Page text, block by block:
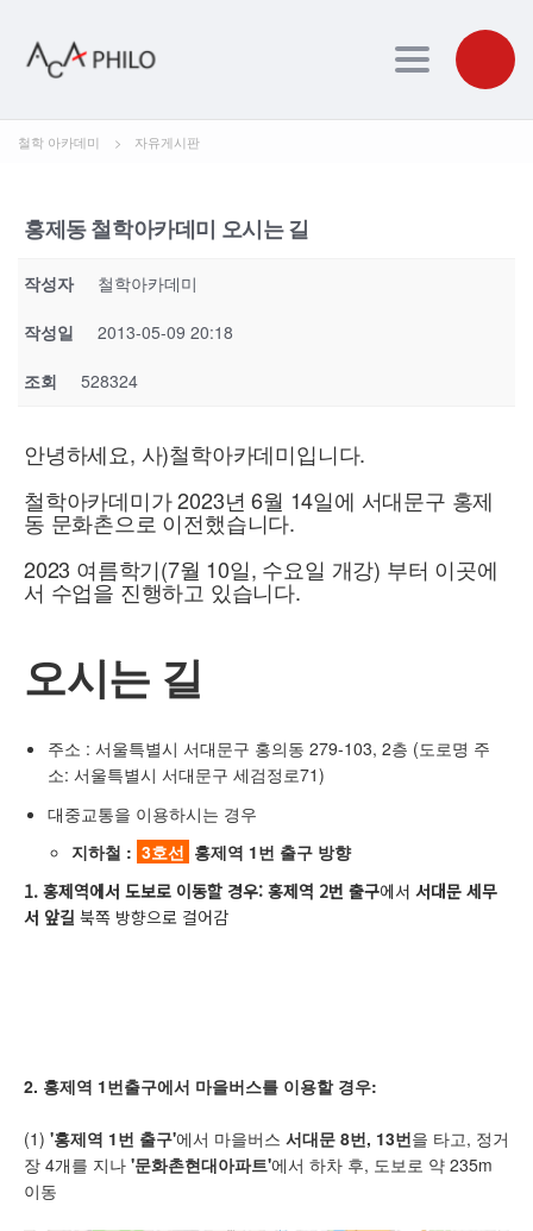
Toggle
철학 아카데미 > 자유게시판
홍제동 철학아카데미 오시는 길
작성자 철학아카데미
작성일 2013-05-09 20:18
조회 528324
안녕하세요, 사)철학아카데미입니다.
철학아카데미가 2023년 6월 14일에 서대문구 홍제
동 문화촌으로 이전했습니다.
2023 여름학기(7월 10일, 수요일 개강) 부터 이곳에
서 수업을 진행하고 있습니다.
오시는 길
주소 : 서울특별시 서대문구 홍의동 279-103, 2층 (도로명 주
소: 서울특별시 서대문구 세검정로71)
대중교통을 이용하시는 경우
지하철 : 3호선 홍제역 1번 출구 방향
1. 홍제역에서 도보로 이동할 경우: 홍제역 2번 출구에서 서대문 세무
서 앞길 북쪽 방향으로 걸어감
2. 홍제역 1번출구에서 마을버스를 이용할 경우:
(1) '홍제역 1번 출구'에서 마을버스 서대문 8번, 13번을 타고, 정거
장 4개를 지나 '문화촌현대아파트'에서 하차 후, 도보로 약 235m
이동